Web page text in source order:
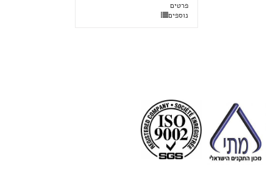
פרטים
נוספים